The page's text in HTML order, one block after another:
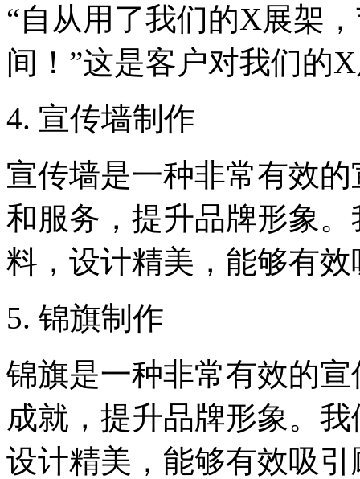
“自从用了我们的X展架
间！”这是客户对我们的
4. 宣传墙制作
宣传墙是一种非常有效
和服务，提升品牌形象
料，设计精美，能够有
5. 锦旗制作
锦旗是一种非常有效的
成就，提升品牌形象。
设计精美，能够有效吸